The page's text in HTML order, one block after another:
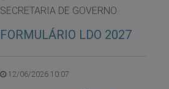
SECRETARIA DE GOVERNO
FORMULÁRIO LDO 2027
12/06/2026 10:07